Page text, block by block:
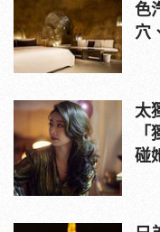
色
穴
太
碰